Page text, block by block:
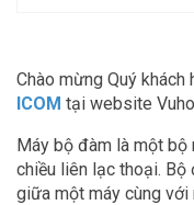
Chào mừng Quý khách
ICOM tại website
Máy bộ đàm là một bộ
chiều liên lạc thoại.
giữa một máy cùng với